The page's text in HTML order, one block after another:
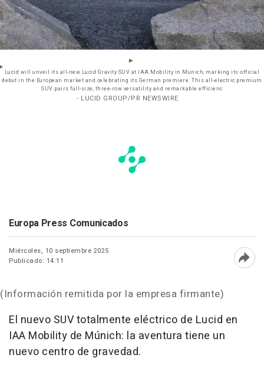
Lucid will unveil its all-new Lucid Gravity SUV at IAA Mobility in Munich, marking its official
debut in the European market and celebrating its German premiere. This all-electric premium
SUV pairs full-size, three-row versatility and remarkable efficienc
- LUCID GROUP/PR NEWSWIRE
Europa Press Comunicados
Miércoles, 10 septiembre 2025
Publicado: 14:11
(Información remitida por la empresa firmante)
El nuevo SUV totalmente eléctrico de Lucid en
IAA Mobility de Múnich: la aventura tiene un
nuevo centro de gravedad.